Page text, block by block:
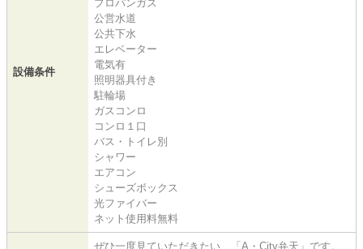
設備条件
プロパンガス
公営水道
公共下水
エレベーター
電気有
照明器具付き
駐輪場
ガスコンロ
コンロ１口
バス・トイレ別
シャワー
エアコン
シューズボックス
光ファイバー
ネット使用料無料
ぜひ一度見ていただきたい、「A・City弁天」です。